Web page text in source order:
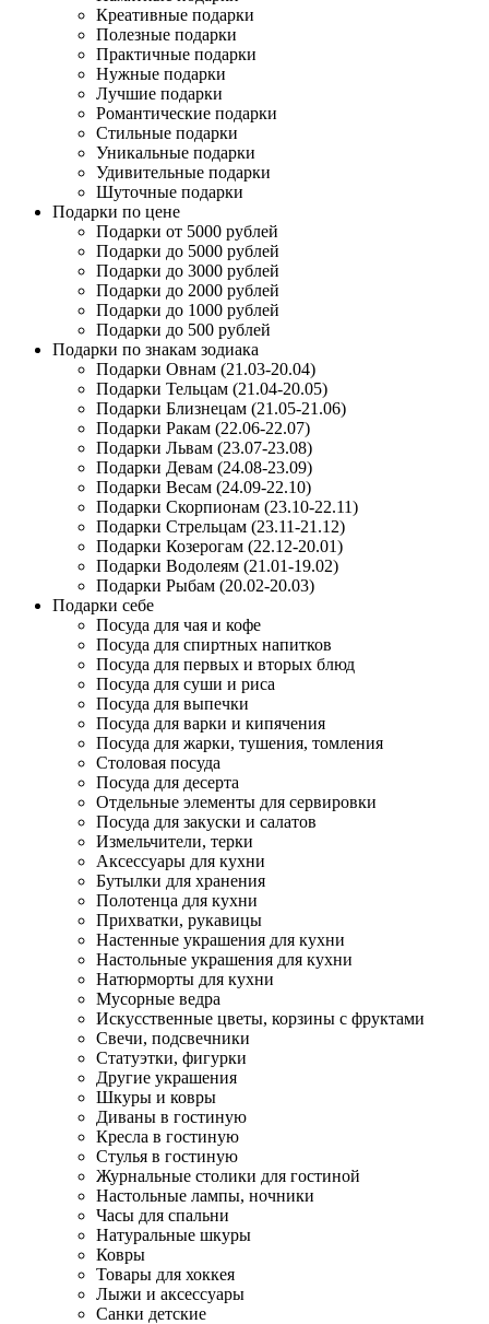
Креативные подарки
Полезные подарки
Практичные подарки
Нужные подарки
Лучшие подарки
Романтические подарки
Стильные подарки
Уникальные подарки
Удивительные подарки
Шуточные подарки
Подарки по цене
Подарки от 5000 рублей
Подарки до 5000 рублей
Подарки до 3000 рублей
Подарки до 2000 рублей
Подарки до 1000 рублей
Подарки до 500 рублей
Подарки по знакам зодиака
Подарки Овнам (21.03-20.04)
Подарки Тельцам (21.04-20.05)
Подарки Близнецам (21.05-21.06)
Подарки Ракам (22.06-22.07)
Подарки Львам (23.07-23.08)
Подарки Девам (24.08-23.09)
Подарки Весам (24.09-22.10)
Подарки Скорпионам (23.10-22.11)
Подарки Стрельцам (23.11-21.12)
Подарки Козерогам (22.12-20.01)
Подарки Водолеям (21.01-19.02)
Подарки Рыбам (20.02-20.03)
Подарки себе
Посуда для чая и кофе
Посуда для спиртных напитков
Посуда для первых и вторых блюд
Посуда для суши и риса
Посуда для выпечки
Посуда для варки и кипячения
Посуда для жарки, тушения, томления
Столовая посуда
Посуда для десерта
Отдельные элементы для сервировки
Посуда для закуски и салатов
Измельчители, терки
Аксессуары для кухни
Бутылки для хранения
Полотенца для кухни
Прихватки, рукавицы
Настенные украшения для кухни
Настольные украшения для кухни
Натюрморты для кухни
Мусорные ведра
Искусственные цветы, корзины с фруктами
Свечи, подсвечники
Статуэтки, фигурки
Другие украшения
Шкуры и ковры
Диваны в гостиную
Кресла в гостиную
Стулья в гостиную
Журнальные столики для гостиной
Настольные лампы, ночники
Часы для спальни
Натуральные шкуры
Ковры
Товары для хоккея
Лыжи и аксессуары
Санки детские